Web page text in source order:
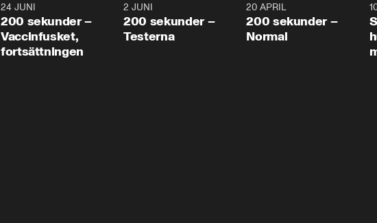
5:00
24 JUNI
200 sekunder –
Vaccinfusket,
fortsättningen
4:23
2 JUNI
200 sekunder –
Testerna
20 APRIL
200 sekunder –
Normal